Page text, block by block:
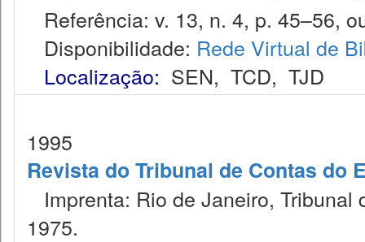
Referência: v. 13, n. 4, p. 45–56,
Disponibilidade: Rede Virtual de
Localização: SEN, TCD, TJD
1995
Revista do Tribunal de Contas do
Imprenta: Rio de Janeiro,
1975.